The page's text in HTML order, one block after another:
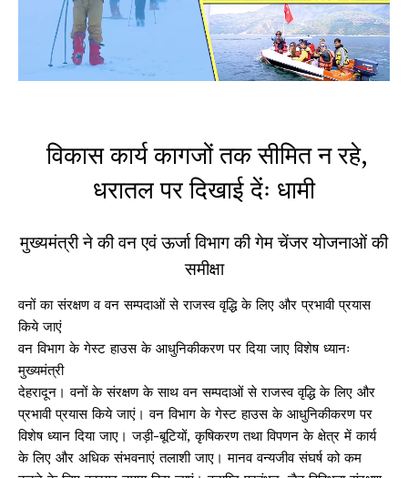
विकास कार्य कागजों तक सीमित न रहे,
धरातल पर दिखाई देंः धामी
मुख्यमंत्री ने की वन एवं ऊर्जा विभाग की गेम चेंजर योजनाओं की
समीक्षा
वनों का संरक्षण व वन सम्पदाओं से राजस्व वृद्धि के लिए और प्रभावी प्रयास
किये जाएं
वन विभाग के गेस्ट हाउस के आधुनिकीकरण पर दिया जाए विशेष ध्यानः
मुख्यमंत्री
देहरादून। वनों के संरक्षण के साथ वन सम्पदाओं से राजस्व वृद्धि के लिए और
प्रभावी प्रयास किये जाएं। वन विभाग के गेस्ट हाउस के आधुनिकीकरण पर
विशेष ध्यान दिया जाए। जड़ी-बूटियों, कृषिकरण तथा विपणन के क्षेत्र में कार्य
के लिए और अधिक संभवनाएं तलाशी जाए। मानव वन्यजीव संघर्ष को कम